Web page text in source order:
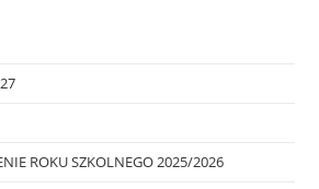
ROKU SZKOLNEGO 2025/2026